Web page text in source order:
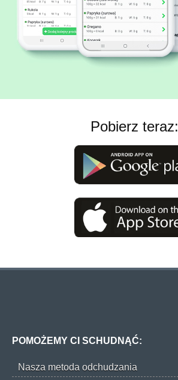
Pobierz teraz:
POMOŻEMY CI SCHUDNĄĆ:
Nasza metoda odchudzania